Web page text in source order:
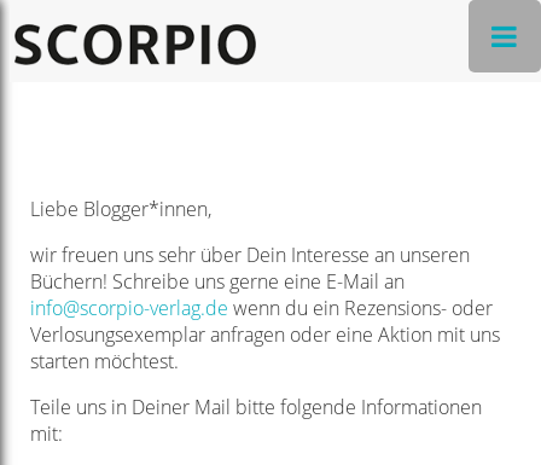
Liebe Blogger*innen,
wir freuen uns sehr über Dein Interesse an unseren
Büchern! Schreibe uns gerne eine E-Mail an
info@scorpio-verlag.de wenn du ein Rezensions- oder
Verlosungsexemplar anfragen oder eine Aktion mit uns
starten möchtest.
Teile uns in Deiner Mail bitte folgende Informationen
mit: